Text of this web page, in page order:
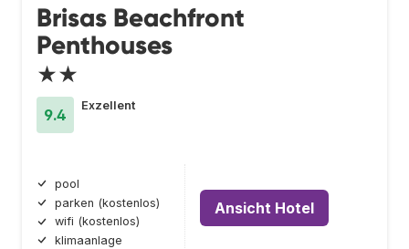
Brisas Beachfront
Penthouses
★★
9.4
Exzellent
pool
parken (kostenlos)
wifi (kostenlos)
klimaanlage
Ansicht Hotel